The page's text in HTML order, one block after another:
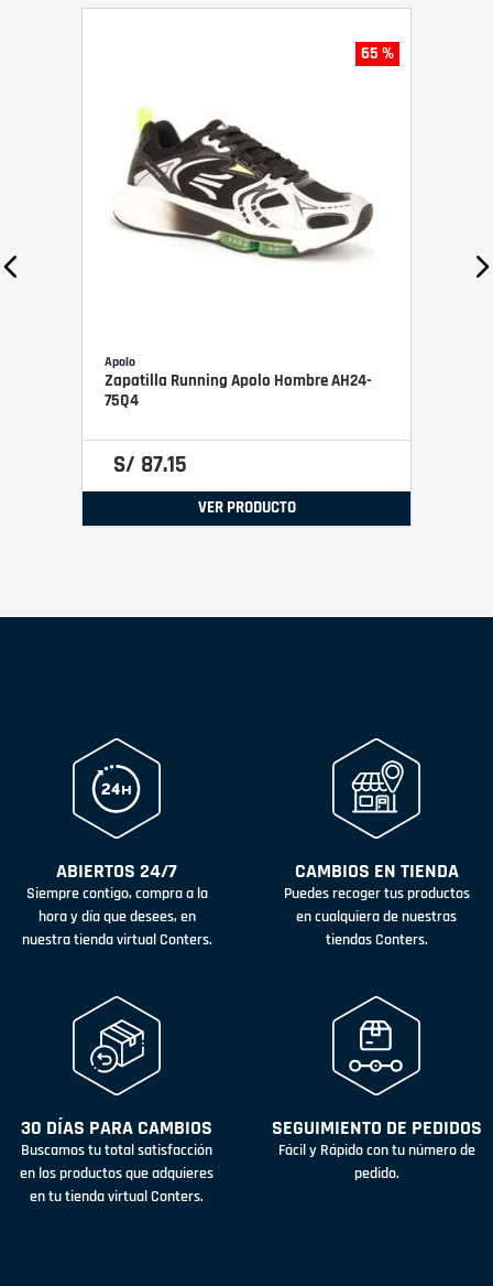
65 %
Apolo
Zapatilla Running Apolo Hombre AH24-
75Q4
S/ 87.15
VER PRODUCTO
ABIERTOS 24/7
Siempre contigo, compra a la
hora y día que desees, en
nuestra tienda virtual Conters.
CAMBIOS EN TIENDA
Puedes recoger tus productos
en cualquiera de nuestras
tiendas Conters.
30 DÍAS PARA CAMBIOS
Buscamos tu total satisfacción
en los productos que adquieres
en tu tienda virtual Conters.
SEGUIMIENTO DE PEDIDOS
Fácil y Rápido con tu número de
pedido.